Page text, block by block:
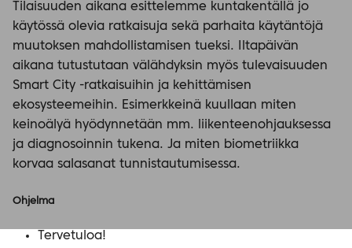
Tilaisuuden aikana esittelemme kuntakentällä jo
käytössä olevia ratkaisuja sekä parhaita käytäntöjä
muutoksen mahdollistamisen tueksi. Iltapäivän
aikana tutustutaan välähdyksin myös tulevaisuuden
Smart City -ratkaisuihin ja kehittämisen
ekosysteemeihin. Esimerkkeinä kuullaan miten
keinoälyä hyödynnetään mm. liikenteenohjauksessa
ja diagnosoinnin tukena. Ja miten biometriikka
korvaa salasanat tunnistautumisessa.
Ohjelma
Tervetuloa!